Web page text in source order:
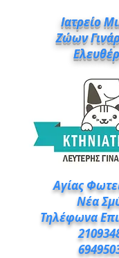
Ιατρείο
Ζώων
Αγίας
Νέα
Τηλέφωνα